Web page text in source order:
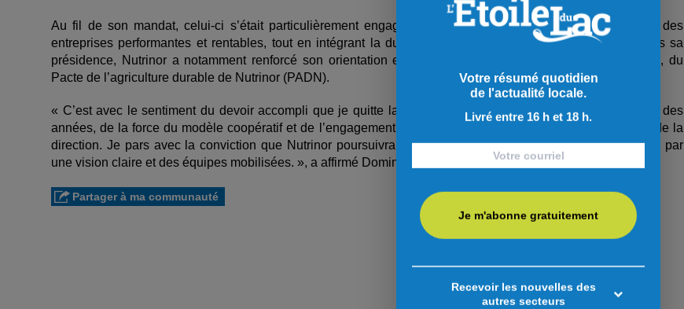
Au fil de son mandat, celui-ci s’était particulièrement engagé à positionner les fermes membres comme des
entreprises performantes et rentables, tout en intégrant la durabilité au cœur de leur développement. Sous sa
présidence, Nutrinor a notamment renforcé son orientation environnementale avec le lancement, en 2020, du
Pacte de l’agriculture durable de Nutrinor (PADN).
« C’est avec le sentiment du devoir accompli que je quitte la présidence de Nutrinor. J’ai été témoin, au fil des
années, de la force du modèle coopératif et de l’engagement exceptionnel des membres, des employés et de la
direction. Je pars avec la conviction que Nutrinor poursuivra son développement dans la continuité, portée par
une vision claire et des équipes mobilisées. », a affirmé Dominic Perron.
Partager à ma communauté
Votre résumé quotidien
de l'actualité locale.
Livré entre 16 h et 18 h.
Je m'abonne gratuitement
Recevoir les nouvelles des
autres secteurs